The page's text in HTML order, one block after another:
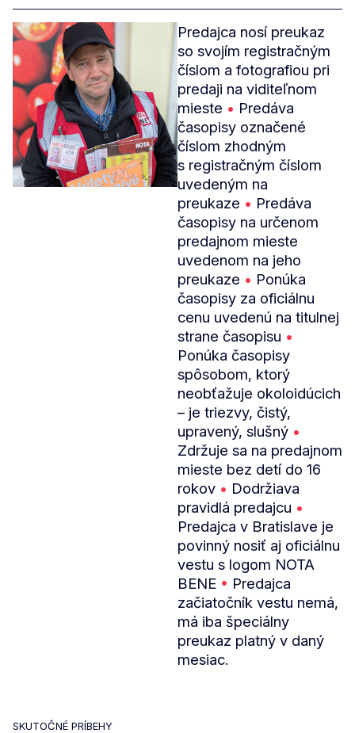
Predajca nosí preukaz
so svojím registračným
číslom a fotografiou pri
predaji na viditeľnom
mieste • Predáva
časopisy označené
číslom zhodným
s registračným číslom
uvedeným na
preukaze • Predáva
časopisy na určenom
predajnom mieste
uvedenom na jeho
preukaze • Ponúka
časopisy za oficiálnu
cenu uvedenú na titulnej
strane časopisu •
Ponúka časopisy
spôsobom, ktorý
neobťažuje okoloidúcich
– je triezvy, čistý,
upravený, slušný •
Zdržuje sa na predajnom
mieste bez detí do 16
rokov • Dodržiava
pravidlá predajcu •
Predajca v Bratislave je
povinný nosiť aj oficiálnu
vestu s logom NOTA
BENE • Predajca
začiatočník vestu nemá,
má iba špeciálny
preukaz platný v daný
mesiac.
SKUTOČNÉ PRÍBEHY